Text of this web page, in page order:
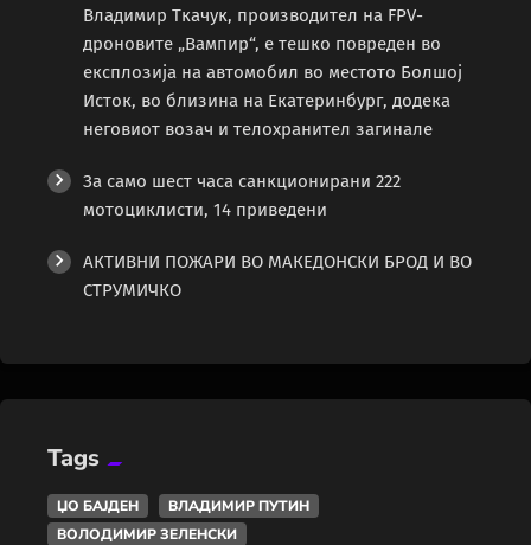
Владимир Ткачук, производител на FPV-
дроновите „Вампир“, е тешко повреден во
експлозија на автомобил во местото Болшој
Исток, во близина на Екатеринбург, додека
неговиот возач и телохранител загинале
За само шест часа санкционирани 222
мотоциклисти, 14 приведени
АКТИВНИ ПОЖАРИ ВО МАКЕДОНСКИ БРОД И ВО
СТРУМИЧКО
Tags
ЏО БАЈДЕН
ВЛАДИМИР ПУТИН
ВОЛОДИМИР ЗЕЛЕНСКИ